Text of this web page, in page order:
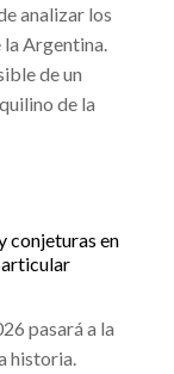
analizar los
Argentina.
de un
de la
conjeturas en
pasará a la
historia.